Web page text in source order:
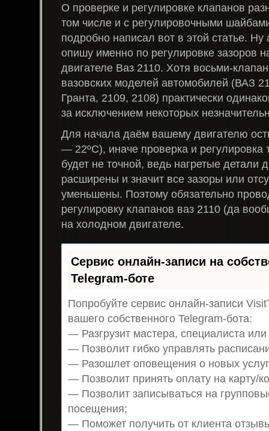
О проверке и регулировке клапанов
том числе и с регулировочными
подробно написал вот в этой статье. Ну
опишу именно по регулировке зазоров
двигателе Ваз 2110. Хотя восьми-
вазовских моделей автомобилей (ВАЗ
Гранта, 2109, 2108) практически
за исключением некоторых
Для начала даём вашему двигателю
— 22ºС), иначе проверка и регулировка
будет не точной, ведь нагретые детали
расширены и значит все зазоры или
уменьшены. Поэтому обязательно
регулировку клапанов ваз 2110 (да
на холодном двигателе.
Сервис онлайн-записи на
Telegram-боте
Попробуйте сервис онлайн-записи
вашего собственного Telegram-бота:
— Разгрузит мастера, специалиста
— Позволит гибко управлять
— Разошлет оповещения о новых
— Позволит принять оплату на карту/
— Позволит записываться на
посещения;
— Поможет получить от клиента